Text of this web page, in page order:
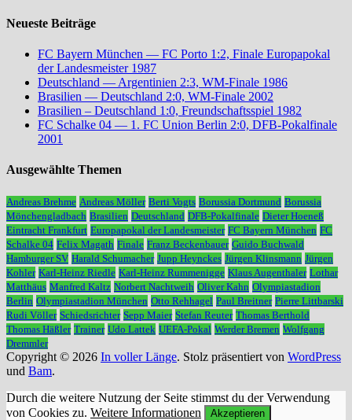
Neueste Beiträge
FC Bayern München — FC Porto 1:2, Finale Europapokal
der Landesmeister 1987
Deutschland — Argentinien 2:3, WM-Finale 1986
Brasilien — Deutschland 2:0, WM-Finale 2002
Brasilien – Deutschland 1:0, Freundschaftsspiel 1982
FC Schalke 04 — 1. FC Union Berlin 2:0, DFB-Pokalfinale
2001
Ausgewählte Themen
Andreas Brehme Andreas Möller Berti Vogts Borussia Dortmund Borussia
Mönchengladbach Brasilien Deutschland DFB-Pokalfinale Dieter Hoeneß
Eintracht Frankfurt Europapokal der Landesmeister FC Bayern München FC
Schalke 04 Felix Magath Finale Franz Beckenbauer Guido Buchwald
Hamburger SV Harald Schumacher Jupp Heynckes Jürgen Klinsmann Jürgen
Kohler Karl-Heinz Riedle Karl-Heinz Rummenigge Klaus Augenthaler Lothar
Matthäus Manfred Kaltz Norbert Nachtweih Oliver Kahn Olympiastadion
Berlin Olympiastadion München Otto Rehhagel Paul Breitner Pierre Littbarski
Rudi Völler Schiedsrichter Sepp Maier Stefan Reuter Thomas Berthold
Thomas Häßler Trainer Udo Lattek UEFA-Pokal Werder Bremen Wolfgang
Dremmler
Copyright © 2026 In voller Länge. Stolz präsentiert von WordPress
und Bam.
Durch die weitere Nutzung der Seite stimmst du der Verwendung
von Cookies zu. Weitere Informationen Akzeptieren